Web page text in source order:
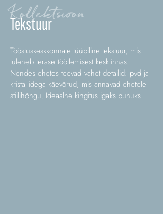
Kollektsioon
Tekstuur
Tööstuskeskkonnale tüüpiline tekstuur, mis
tuleneb terase töötlemisest kesklinnas.
Nendes ehetes teevad vahet detailid: pvd ja
kristallidega käevõrud, mis annavad ehetele
stiilihõngu. Ideaalne kingitus igaks puhuks